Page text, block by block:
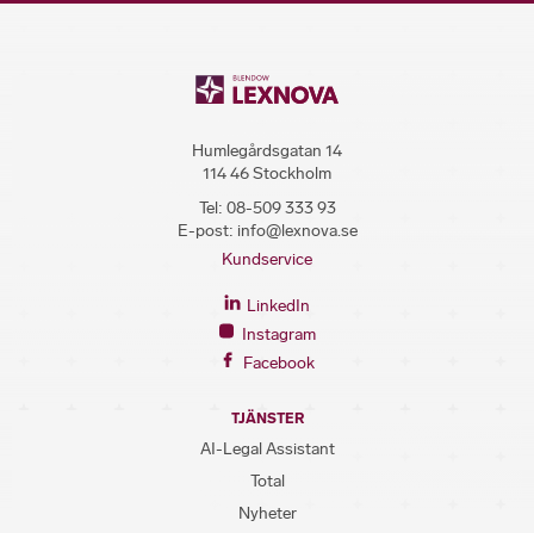
Humlegårdsgatan 14
114 46 Stockholm
Tel: 08-509 333 93
E-post: info@lexnova.se
Kundservice
LinkedIn
Instagram
Facebook
TJÄNSTER
AI-Legal Assistant
Total
Nyheter